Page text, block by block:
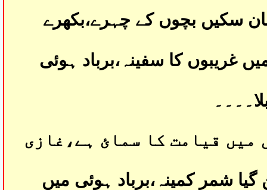
سکیں بچوں کے چہرے،بکھرے
غریبوں کا سفینہ،برباد ہوئی
میں قیامت کا سمائ ہے،غازی
گیا شمر کمینہ،برباد ہوئی میں